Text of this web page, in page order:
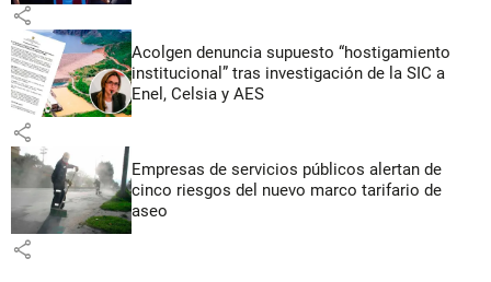
share
Acolgen denuncia supuesto “hostigamiento
institucional” tras investigación de la SIC a
Enel, Celsia y AES
share
Empresas de servicios públicos alertan de
cinco riesgos del nuevo marco tarifario de
aseo
share